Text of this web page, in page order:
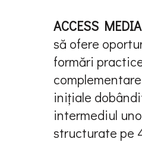
ACCESS MEDIA
să ofere
formări
iniţiale
intermediul
structurate pe